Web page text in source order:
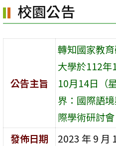
校園公告
公告主旨
轉知國家教
大學於112年
10月14日（
界：國際語
際學術研討會
發佈日期
2023 年 9 月